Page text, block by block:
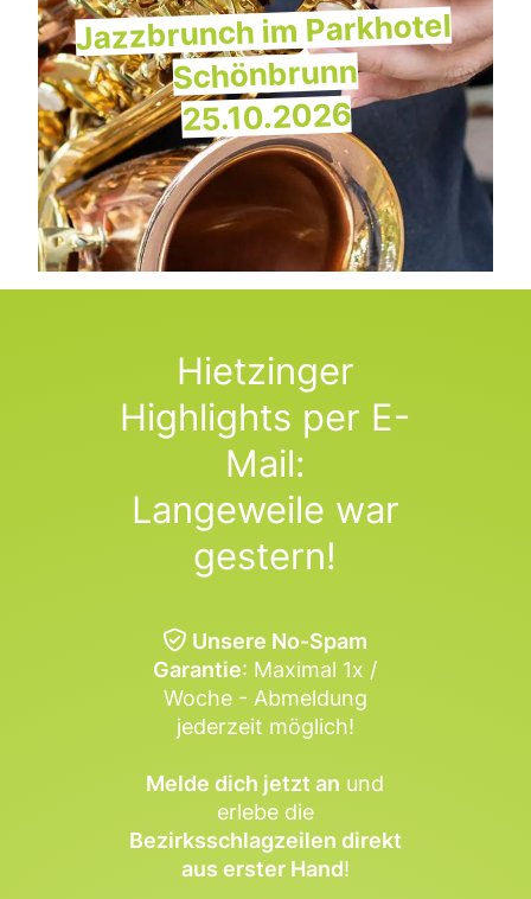
Jazzbrunch im Parkhotel
Schönbrunn
25.10.2026
Hietzinger
Highlights per E-
Mail:
Langeweile war
gestern!
Unsere No-Spam
Garantie: Maximal 1x /
Woche - Abmeldung
jederzeit möglich!
Melde dich jetzt an und
erlebe die
Bezirksschlagzeilen direkt
aus erster Hand!